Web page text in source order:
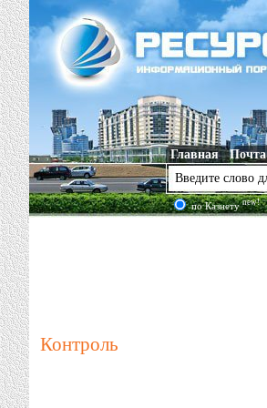
Главная Почта
по Казнетуnew!
Контроль